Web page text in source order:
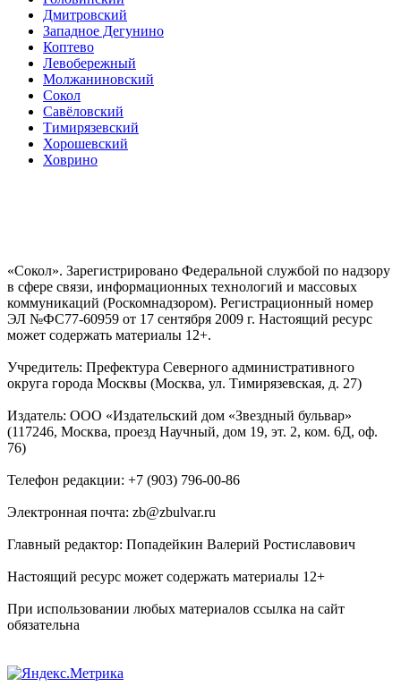
Дмитровский
Западное Дегунино
Коптево
Левобережный
Молжаниновский
Сокол
Савёловский
Тимирязевский
Хорошевский
Ховрино
«Сокол». Зарегистрировано Федеральной службой по надзору
в сфере связи, информационных технологий и массовых
коммуникаций (Роскомнадзором). Регистрационный номер
ЭЛ №ФС77-60959 от 17 сентября 2009 г. Настоящий ресурс
может содержать материалы 12+.
Учредитель: Префектура Северного административного
округа города Москвы (Москва, ул. Тимирязевская, д. 27)
Издатель: ООО «Издательский дом «Звездный бульвар»
(117246, Москва, проезд Научный, дом 19, эт. 2, ком. 6Д, оф.
76)
Телефон редакции: +7 (903) 796-00-86
Электронная почта: zb@zbulvar.ru
Главный редактор: Попадейкин Валерий Ростиславович
Настоящий ресурс может содержать материалы 12+
При использовании любых материалов ссылка на сайт
обязательна